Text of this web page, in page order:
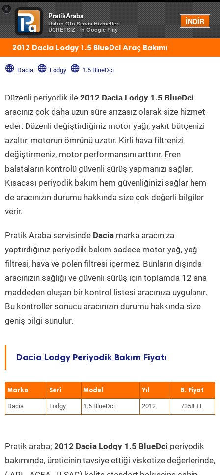
×
PratikAraba
Üstün Oto Servis Hizmetleri
ÜCRETSİZ - In Google Play
İNDİR
Menü
2012 Dacia Lodgy 1.5 BlueDci Araç Bakımı
Dacia Lodgy 1.5 BlueDci
Düzenli periyodik ile 2012 Dacia Lodgy 1.5 BlueDci
aracınız çok daha uzun süre arızasız olarak size hizmet
eder. Düzenli değiştirdiğiniz motor yağı, yakıt bütçenizi
azaltır, motorun ömrünü uzatır. Kirli hava filtrenizi
değiştirmeniz, motor performansını arttırır. Fren
balataların kontrolü güvenli sürüş yapmanızı sağlar.
Kısacası periyodik bakım hem güvenliğinizi sağlar hem
de aracınızın durumu hakkında size çok değerli bilgiler
verir.
Pratik Araba servisinde Dacia marka aracınıza
yaptırdığınız periyodik bakım sadece motor yağ, yağ
filtresi, hava ve polen filtresi içermez. Bunların dışında
aracınızın sağlığı ve güvenli sürüş için toplamda 12 ana
maddeden oluşan bir kontrol listesi aracınıza uygulanır.
Bu kontroller sonucu aracınızın durumu hakkında size
geniş bilgi sunulur.
Dacia Lodgy Periyodik Bakım Fiyatı
Marka Seri Model Yıl
Dacia Lodgy 1.5 BlueDci 2012 7358 TL
Pratik araba; 2012 Dacia Lodgy 1.5 BlueDci periyodik
bakımında, üreticinin tavsiye ettiği viskotize değerlerinde,